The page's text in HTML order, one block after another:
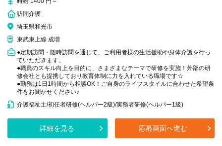
訪問介護
埼玉県和光市
東武東上線 成増
●定期訪問・随時訪問を通じて、ご利用者様の生活援助や身体介護を行っ
ていただきます。
●職員のスキル向上を目的に、さまざまなテーマで研修を実施！外部の研
修会社とも提携しており教育体制に力を入れている職場です☆
●勤務は1日1時間から相談OK！ご自身のライフスタイルに合わせた希望条
件をお聞かせください♪
介護福祉士/初任者研修(ヘルパー2級)/実務者研修(ヘルパー1級)
詳細を見る 応募画面へ進む